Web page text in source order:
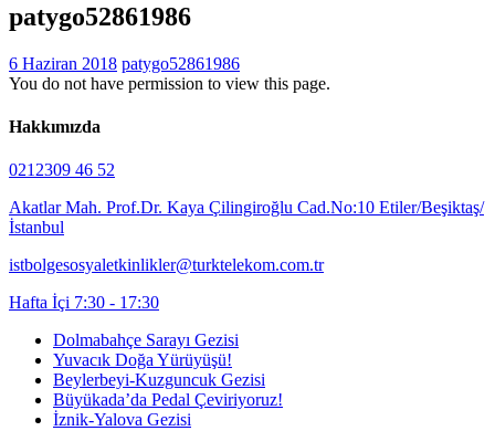
patygo52861986
6 Haziran 2018 patygo52861986
You do not have permission to view this page.
Hakkımızda
0212309 46 52
Akatlar Mah. Prof.Dr. Kaya Çilingiroğlu Cad.No:10 Etiler/Beşiktaş/
İstanbul
istbolgesosyaletkinlikler@turktelekom.com.tr
Hafta İçi 7:30 - 17:30
Dolmabahçe Sarayı Gezisi
Yuvacık Doğa Yürüyüşü!
Beylerbeyi-Kuzguncuk Gezisi
Büyükada’da Pedal Çeviriyoruz!
İznik-Yalova Gezisi